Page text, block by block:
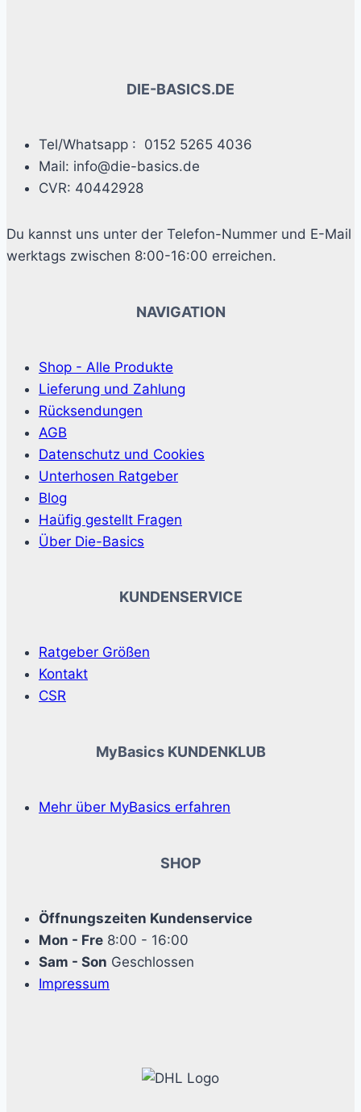
der
werden
DIE-BASICS.DE
Tel/Whatsapp : 0152 5265 4036
Mail: info@die-basics.de
CVR: 40442928
Du kannst uns unter der Telefon-Nummer und E-Mail
werktags zwischen 8:00-16:00 erreichen.
NAVIGATION
Shop - Alle Produkte
Lieferung und Zahlung
Rücksendungen
AGB
Datenschutz und Cookies
Unterhosen Ratgeber
Blog
Haüfig gestellt Fragen
Über Die-Basics
KUNDENSERVICE
Ratgeber Größen
Kontakt
CSR
MyBasics KUNDENKLUB
Mehr über MyBasics erfahren
SHOP
Öffnungszeiten Kundenservice
Mon - Fre 8:00 - 16:00
Sam - Son Geschlossen
Impressum